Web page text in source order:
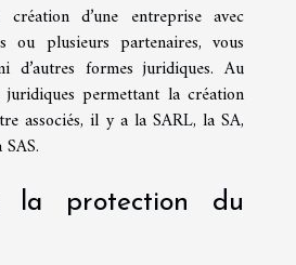
d’une entreprise avec
ou plusieurs partenaires, vous
d’autres formes juridiques. Au
permettant la création
associés, il y a la SARL, la SA,
la protection du